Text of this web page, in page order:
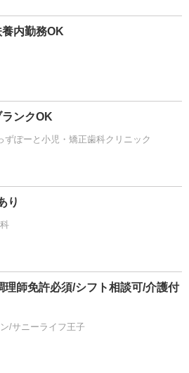
内勤務OK
ンクOK
ずぽーと小児・矯正歯科クリニック
り
理師免許必須/シフト相談可/介護付
/サニーライフ王子